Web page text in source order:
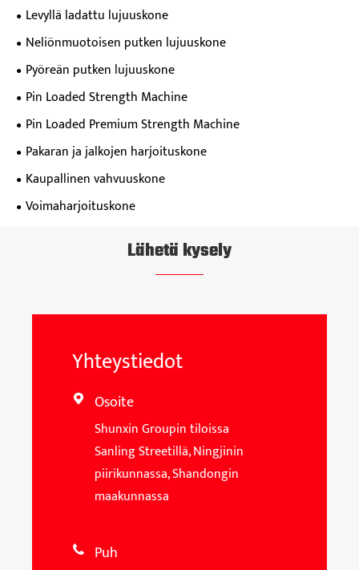
Levyllä ladattu lujuuskone
Neliönmuotoisen putken lujuuskone
Pyöreän putken lujuuskone
Pin Loaded Strength Machine
Pin Loaded Premium Strength Machine
Pakaran ja jalkojen harjoituskone
Kaupallinen vahvuuskone
Voimaharjoituskone
Lähetä kysely
Yhteystiedot
 Osoite
Shunxin Groupin tiloissa
Sanling Streetillä, Ningjinin
piirikunnassa, Shandongin
maakunnassa
 Puh